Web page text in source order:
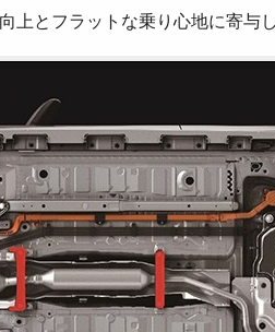
とフラットな乗り心地に寄与し